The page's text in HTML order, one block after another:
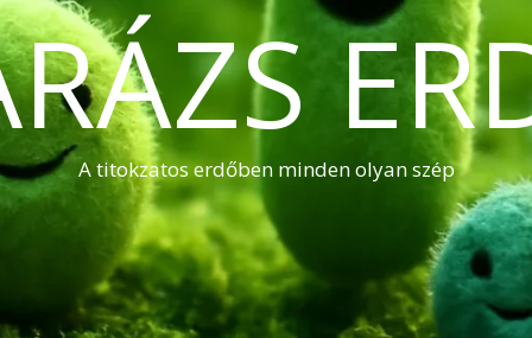
A titokzatos erdőben minden olyan szép